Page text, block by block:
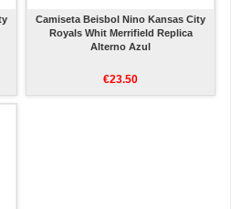
Camiseta Beisbol Nino Kansas City
Royals Whit Merrifield Replica
Alterno Azul
€23.50